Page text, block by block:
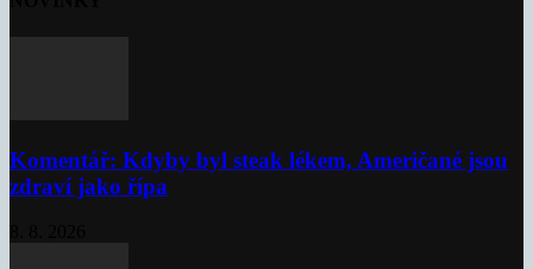
Komentář: Kdyby byl steak lékem, Američané jsou
zdraví jako řípa